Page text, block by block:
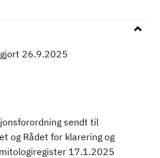
26.9.2025
sendt til
og Rådet for klarering og
17.1.2025